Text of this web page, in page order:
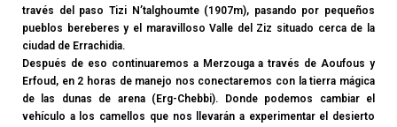
través del paso Tizi N’talghoumte (1907m), pasando por pequeños
pueblos bereberes y el maravilloso Valle del Ziz situado cerca de la
ciudad de Errachidia.
Después de eso continuaremos a Merzouga a través de Aoufous y
Erfoud, en 2 horas de manejo nos conectaremos con la tierra mágica
de las dunas de arena (Erg-Chebbi). Donde podemos cambiar el
vehículo a los camellos que nos llevarán a experimentar el desierto